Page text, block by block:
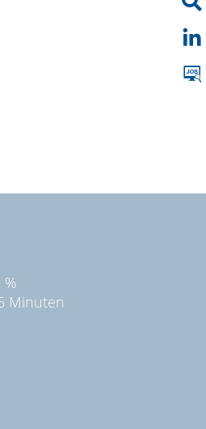
%
Minuten